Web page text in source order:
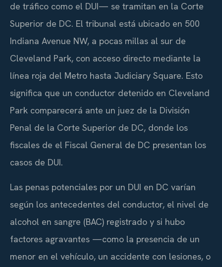
de tráfico como el DUI— se tramitan en la Corte
Superior de DC. El tribunal está ubicado en 500
Indiana Avenue NW, a pocas millas al sur de
Cleveland Park, con acceso directo mediante la
línea roja del Metro hasta Judiciary Square. Esto
significa que un conductor detenido en Cleveland
Park comparecerá ante un juez de la División
Penal de la Corte Superior de DC, donde los
fiscales de el Fiscal General de DC presentan los
casos de DUI.
Las penas potenciales por un DUI en DC varían
según los antecedentes del conductor, el nivel de
alcohol en sangre (BAC) registrado y si hubo
factores agravantes —como la presencia de un
menor en el vehículo, un accidente con lesiones, o